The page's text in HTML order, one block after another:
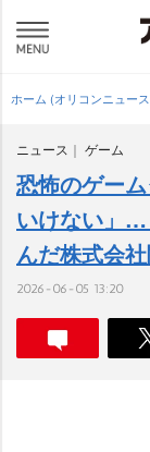
ホーム (オリコンニュー
ニュース ゲーム
恐怖のゲー
いけない」…
んだ株式会
2026-06-05 13:20